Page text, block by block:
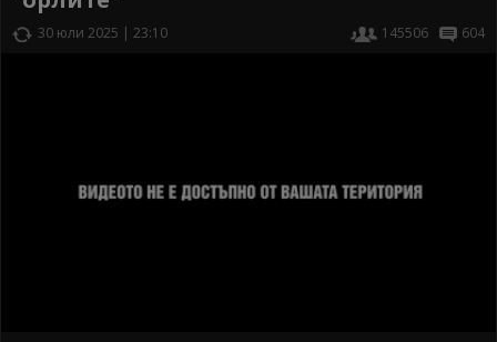
30 юли 2025 | 23:10 145506 604